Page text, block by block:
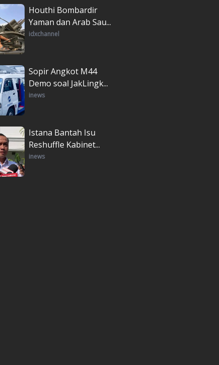
Houthi Bombardir
Yaman dan Arab Sau...
idxchannel
Sopir Angkot M44
Demo soal JakLingk...
inews
Istana Bantah Isu
Reshuffle Kabinet...
inews